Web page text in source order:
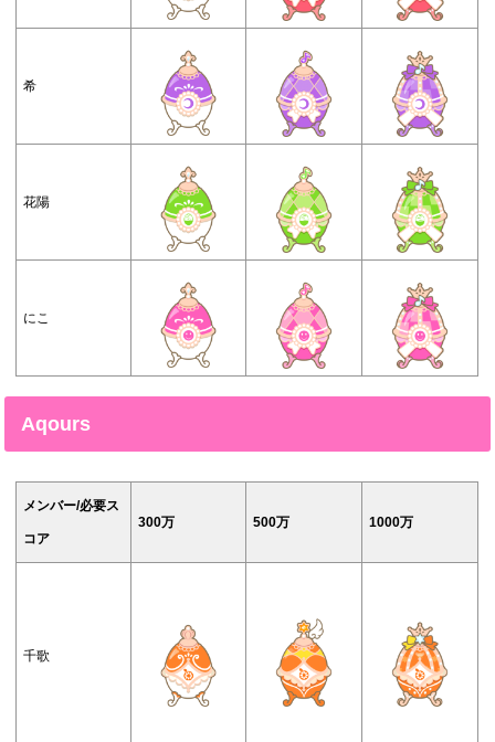
希
花陽
にこ
Aqours
メンバー/必要ス
コア
300万 500万 1000万
千歌